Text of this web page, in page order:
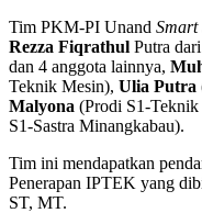
Tim PKM-PI Unand Smart
Rezza Fiqrathul Putra
dan 4 anggota lainnya,
Teknik Mesin), Ulia Putra
Malyona (Prodi S1-
S1-Sastra Minangkabau).
Tim ini mendapatkan
Penerapan IPTEK yang
ST, MT.